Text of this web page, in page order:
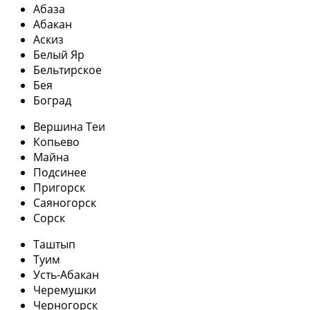
Абаза
Абакан
Аскиз
Белый Яр
Бельтирское
Бея
Боград
Вершина Теи
Копьево
Майна
Подсинее
Пригорск
Саяногорск
Сорск
Таштып
Туим
Усть-Абакан
Черемушки
Черногорск